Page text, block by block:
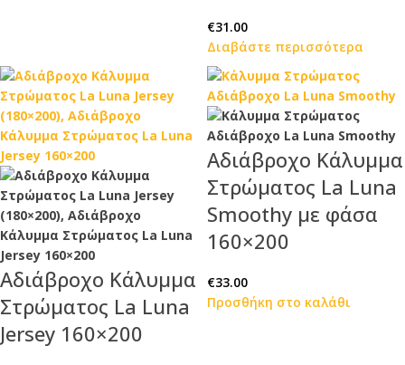
€31.00
Διαβάστε περισσότερα
Αδιάβροχο Κάλυμμα
Στρώματος La Luna
Jersey 160×200
Αδιάβροχο Κάλυμμα
Στρώματος La Luna
Smoothy με φάσα
160×200
€33.00
Προσθήκη στο καλάθι